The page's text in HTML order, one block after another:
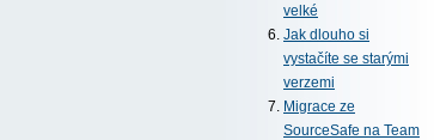
velké
Jak dlouho si
vystačíte se starými
verzemi
Migrace ze
SourceSafe na Team